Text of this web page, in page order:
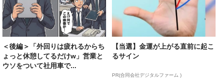
＜後編＞「外回りは疲れるからち
ょっと休憩してるだけw」営業と
ウソをついて社用車で...
【当選】金運が上がる直前に起こ
るサイン
PR(合同会社デジタルファーム )